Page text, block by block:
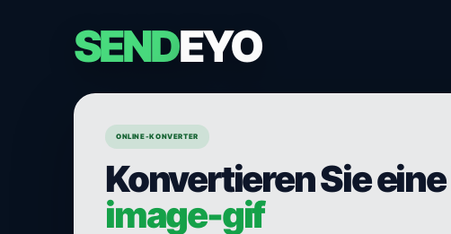
SENDEYO
ONLINE-KONVERTER
Konvertieren Sie
image-gif